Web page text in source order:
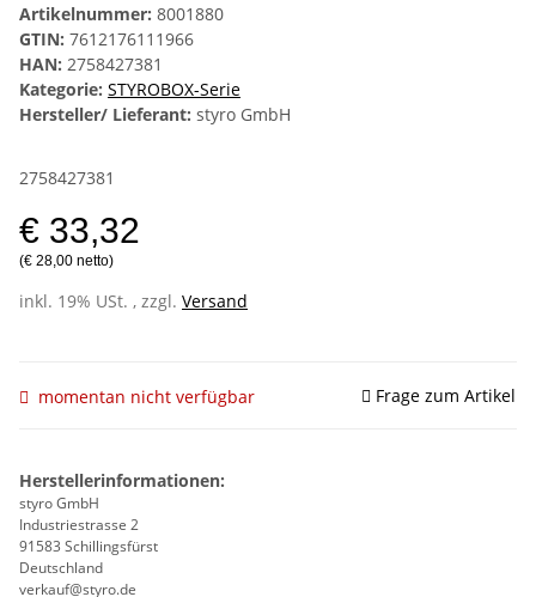
Artikelnummer: 8001880
GTIN: 7612176111966
HAN: 2758427381
Kategorie: STYROBOX-Serie
Hersteller/ Lieferant: styro GmbH
2758427381
€ 33,32
(€ 28,00 netto)
inkl. 19% USt. , zzgl. Versand
momentan nicht verfügbar Frage zum Artikel
Herstellerinformationen:
styro GmbH
Industriestrasse 2
91583 Schillingsfürst
Deutschland
verkauf@styro.de